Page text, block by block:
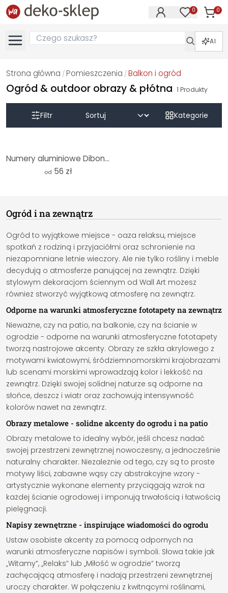
0 0
AI
Strona główna / Pomieszczenia /Balkon i ogród
Ogród & outdoor obrazy & płótna 1 Produkty
Filtr Kategorie
Numery aluminiowe Dibond - Numery domów - Efekt złota
od 56 zł
Ogród i na zewnątrz
Ogród to wyjątkowe miejsce - oaza relaksu, miejsce
spotkań z rodziną i przyjaciółmi oraz schronienie na
niezapomniane letnie wieczory. Ale nie tylko rośliny i meble
decydują o atmosferze panującej na zewnątrz. Dzięki
stylowym dekoracjom ściennym od Wall Art możesz
również stworzyć wyjątkową atmosferę na zewnątrz.
Odporne na warunki atmosferyczne fototapety na zewnątrz
Nieważne, czy na patio, na balkonie, czy na ścianie w
ogrodzie - odporne na warunki atmosferyczne fototapety
tworzą nastrojowe akcenty. Obrazy ze szkła akrylowego z
motywami kwiatowymi, śródziemnomorskimi krajobrazami
lub scenami morskimi wprowadzają kolor i lekkość na
zewnątrz. Dzięki swojej solidnej naturze są odporne na
słońce, deszcz i wiatr oraz zachowują intensywność
kolorów nawet na zewnątrz.
Obrazy metalowe - solidne akcenty do ogrodu i na patio
Obrazy metalowe to idealny wybór, jeśli chcesz nadać
swojej przestrzeni zewnętrznej nowoczesny, a jednocześnie
naturalny charakter. Niezależnie od tego, czy są to proste
motywy liści, zabawne wąsy czy abstrakcyjne wzory -
artystycznie wykonane elementy przyciągają wzrok na
każdej ścianie ogrodowej i imponują trwałością i łatwością
pielęgnacji.
Napisy zewnętrzne - inspirujące wiadomości do ogrodu
Ustaw osobiste akcenty za pomocą odpornych na
warunki atmosferyczne napisów i symboli. Słowa takie jak
„Witamy”, „Relaks” lub „Miłość w ogrodzie” tworzą
zachęcającą atmosferę i nadają przestrzeni zewnętrznej
uroczy charakter. W połączeniu z kwitnącymi roślinami,